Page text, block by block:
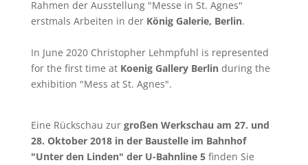
Rahmen der Ausstellung "Messe in St. Agnes"
erstmals Arbeiten in der König Galerie, Berlin.
In June 2020 Christopher Lehmpfuhl is represented
for the first time at Koenig Gallery Berlinduring the
exhibition "Mess at St. Agnes".
Eine Rückschau zur großen Werkschau am 27. und
28. Oktober 2018 in der Baustelle im Bahnhof
"Unter den Linden" der U-Bahnline 5finden Sie